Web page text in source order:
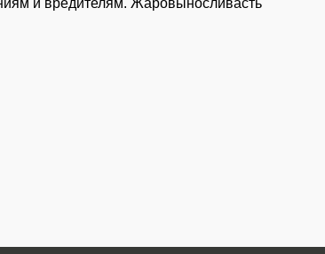
и вредителям. Жаровыносливасть